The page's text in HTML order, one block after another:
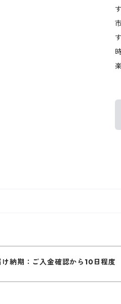
け納期：ご入金確認から10日程度